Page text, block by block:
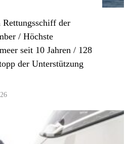
Rettungsschiff der
/ Höchste
seit 10 Jahren / 128
der Unterstützung